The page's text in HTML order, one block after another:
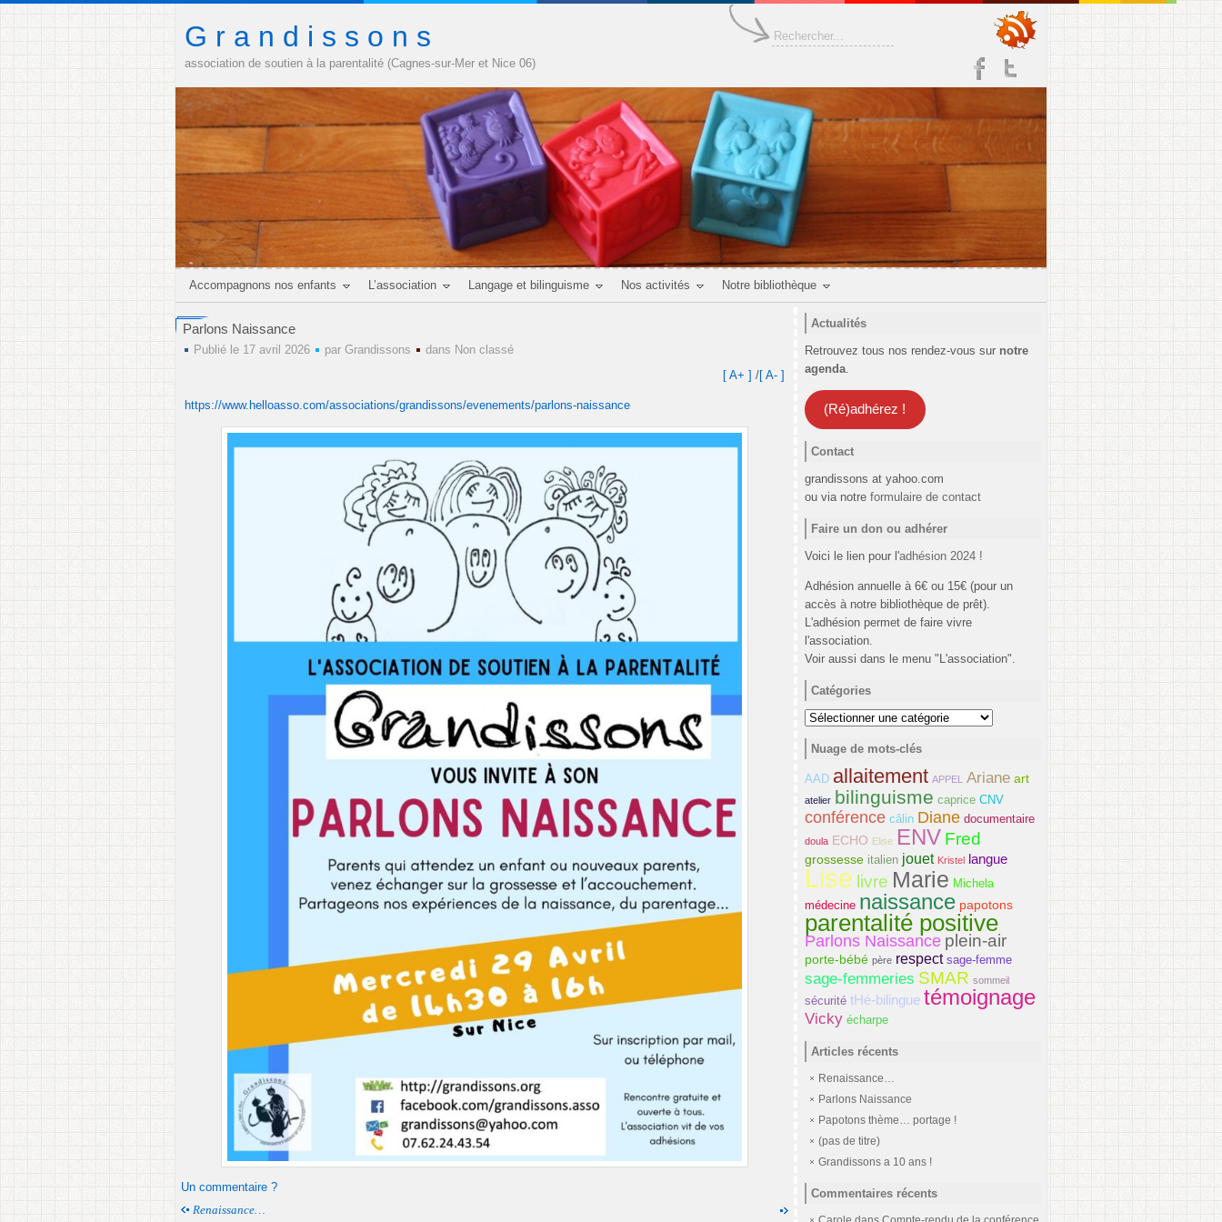
G r a n d i s s o n s
association de soutien à la parentalité (Cagnes-sur-Mer et Nice 06)
Accompagnons nos enfants L’association Langage et bilinguisme Nos activités Notre bibliothèque
Parlons Naissance
Publié le 17 avril 2026 par Grandissons dans Non classé
[ A+ ] /[ A- ]
https://www.helloasso.com/associations/grandissons/evenements/parlons-naissance
Un commentaire ?
Renaissance…
Actualités
Retrouvez tous nos rendez-vous sur notre
agenda.
(Ré)adhérez !
Contact
grandissons at yahoo.com
ou via notre formulaire de contact
Faire un don ou adhérer
Voici le lien pour l'adhésion 2024 !
Adhésion annuelle à 6€ ou 15€ (pour un
accès à notre bibliothèque de prêt).
L'adhésion permet de faire vivre
l'association.
Voir aussi dans le menu "L'association".
Catégories
Catégories
Nuage de mots-clés
AAD allaitement APPEL Ariane art
atelier bilinguisme caprice CNV
conférence câlin Diane documentaire
doula ECHO Elise ENV Fred
grossesse italien jouet Kristel langue
Lise livre Marie Michela
médecine naissance papotons
parentalité positive
Parlons Naissance plein-air
porte-bébé père respect sage-femme
sage-femmeries SMAR sommeil
sécurité tHé-bilingue témoignage
Vicky écharpe
Articles récents
Renaissance…
Parlons Naissance
Papotons thème… portage !
(pas de titre)
Grandissons a 10 ans !
Commentaires récents